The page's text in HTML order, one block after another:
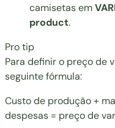
camisetas em
product.
Pro tip
Para definir o preço de
seguinte fórmula:
Custo de produção +
despesas = preço de